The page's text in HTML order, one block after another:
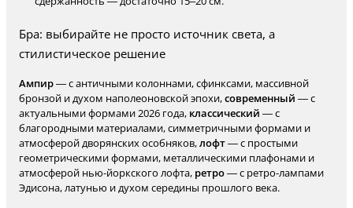
Бра: выбирайте не просто источник света, а
стилистическое решение
Ампир— с античными колоннами, сфинксами, массивной
бронзой и духом наполеоновской эпохи,современный — с
актуальными формами 2026 года, классический — с
благородными материалами, симметричными формами и
атмосферой дворянских особняков,лофт— с простыми
геометрическими формами, металлическими плафонами и
атмосферой нью-йоркского лофта, ретро— с ретро-лампами
Эдисона, латунью и духом середины прошлого века.